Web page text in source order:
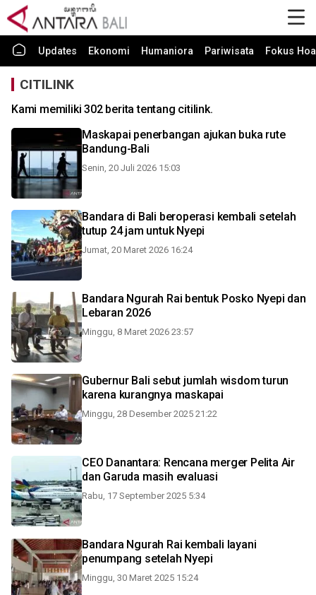
Updates Ekonomi Humaniora Pariwisata Fokus
CITILINK
Kami memiliki 302 berita tentang citilink.
Maskapai penerbangan ajukan buka rute
Bandung-Bali
Senin, 20 Juli 2026 15:03
Bandara di Bali beroperasi kembali setelah
tutup 24 jam untuk Nyepi
Jumat, 20 Maret 2026 16:24
Bandara Ngurah Rai bentuk Posko Nyepi dan
Lebaran 2026
Minggu, 8 Maret 2026 23:57
Gubernur Bali sebut jumlah wisdom turun
karena kurangnya maskapai
Minggu, 28 Desember 2025 21:22
CEO Danantara: Rencana merger Pelita Air
dan Garuda masih evaluasi
Rabu, 17 September 2025 5:34
Bandara Ngurah Rai kembali layani
penumpang setelah Nyepi
Minggu, 30 Maret 2025 15:24